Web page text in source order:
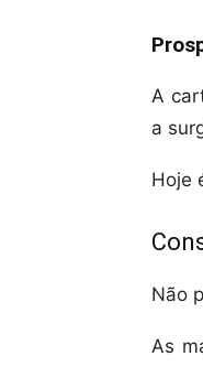
A
a
Hoje
Não
As